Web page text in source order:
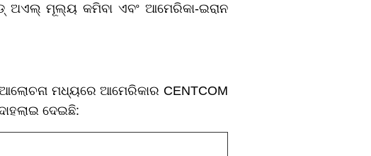
ଅଏଲ୍ ମୂଲ୍ୟ କମିବା ଏବଂ ଆମେରିକା-ଇରାନ
ମଧ୍ୟରେ ଆମେରିକାର CENTCOM
ଦେଇଛି: